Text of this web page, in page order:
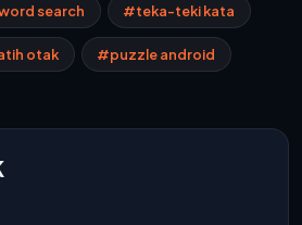
search #teka-teki kata
otak #puzzle android